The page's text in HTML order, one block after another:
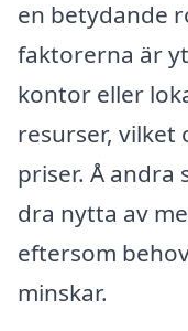
en betydande
faktorerna är
kontor eller
resurser,
priser. Å andra
dra nytta av
eftersom
minskar.